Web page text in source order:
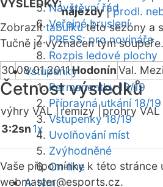
Návštěvní řád
Veřejné bruslení
PRESS: pro novináře
Rozpis ledové plochy
Vstupenky
Permanentky 18/19
Přípravná utkání 18/19
Vstupenky 18/19
Uvolňování míst
Zvýhodněné
On-line
A-tým
VÝSLEDKY:
nájezdy|prodl.
Zobrazittabulkutéto sezóny a
Tučně je vyznačen tým soupeře.
3008.01.2011HodonínVal.
Četnost výsledků
výhry VAL | remízy | prohry VAL
3:2sn1x
Vaše připomínky k této stránce
webmaster@esports.cz.